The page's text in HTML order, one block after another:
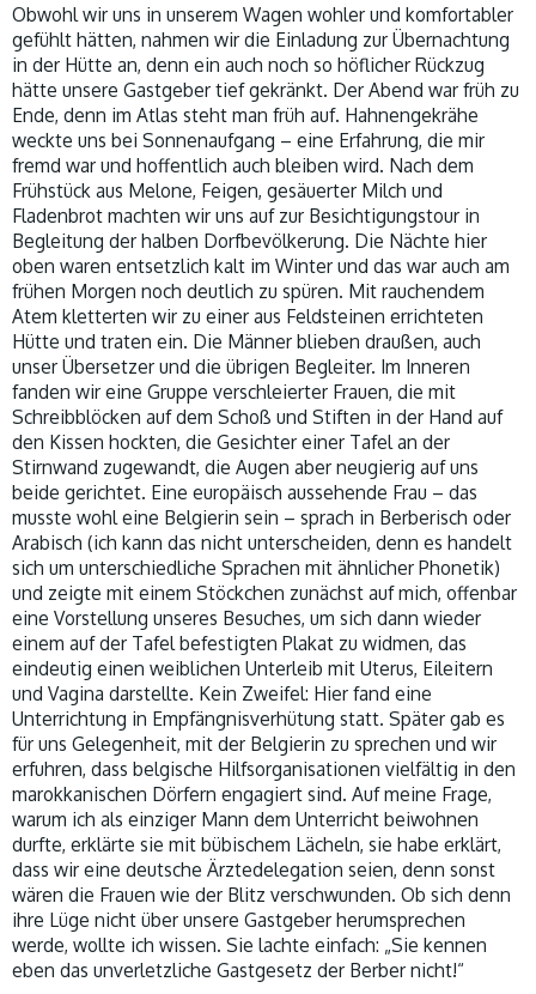
Obwohl wir uns in unserem Wagen wohler und komfortabler
gefühlt hätten, nahmen wir die Einladung zur Übernachtung
in der Hütte an, denn ein auch noch so höflicher Rückzug
hätte unsere Gastgeber tief gekränkt. Der Abend war früh zu
Ende, denn im Atlas steht man früh auf. Hahnengekrähe
weckte uns bei Sonnenaufgang – eine Erfahrung, die mir
fremd war und hoffentlich auch bleiben wird. Nach dem
Frühstück aus Melone, Feigen, gesäuerter Milch und
Fladenbrot machten wir uns auf zur Besichtigungstour in
Begleitung der halben Dorfbevölkerung. Die Nächte hier
oben waren entsetzlich kalt im Winter und das war auch am
frühen Morgen noch deutlich zu spüren. Mit rauchendem
Atem kletterten wir zu einer aus Feldsteinen errichteten
Hütte und traten ein. Die Männer blieben draußen, auch
unser Übersetzer und die übrigen Begleiter. Im Inneren
fanden wir eine Gruppe verschleierter Frauen, die mit
Schreibblöcken auf dem Schoß und Stiften in der Hand auf
den Kissen hockten, die Gesichter einer Tafel an der
Stirnwand zugewandt, die Augen aber neugierig auf uns
beide gerichtet. Eine europäisch aussehende Frau – das
musste wohl eine Belgierin sein – sprach in Berberisch oder
Arabisch (ich kann das nicht unterscheiden, denn es handelt
sich um unterschiedliche Sprachen mit ähnlicher Phonetik)
und zeigte mit einem Stöckchen zunächst auf mich, offenbar
eine Vorstellung unseres Besuches, um sich dann wieder
einem auf der Tafel befestigten Plakat zu widmen, das
eindeutig einen weiblichen Unterleib mit Uterus, Eileitern
und Vagina darstellte. Kein Zweifel: Hier fand eine
Unterrichtung in Empfängnisverhütung statt. Später gab es
für uns Gelegenheit, mit der Belgierin zu sprechen und wir
erfuhren, dass belgische Hilfsorganisationen vielfältig in den
marokkanischen Dörfern engagiert sind. Auf meine Frage,
warum ich als einziger Mann dem Unterricht beiwohnen
durfte, erklärte sie mit bübischem Lächeln, sie habe erklärt,
dass wir eine deutsche Ärztedelegation seien, denn sonst
wären die Frauen wie der Blitz verschwunden. Ob sich denn
ihre Lüge nicht über unsere Gastgeber herumsprechen
werde, wollte ich wissen. Sie lachte einfach: „Sie kennen
eben das unverletzliche Gastgesetz der Berber nicht!“